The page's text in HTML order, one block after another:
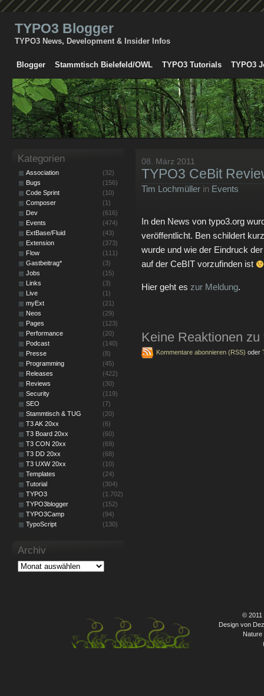
TYPO3 Blogger
TYPO3 News, Development & Insider Infos
Blogger Stammtisch Bielefeld/OWL TYPO3 Tutorials TYPO3
08. März 2011
TYPO3 CeBit
Tim Lochmüller in Events
In den News von typo3.org
veröffentlicht. Ben schildert
wurde und wie der Eindruck
auf der CeBIT vorzufinden ist
Hier geht es zur Meldung.
Keine Reaktionen zu
Kommentare abonnieren (RSS) oder
Kategorien
Association
(32)
Bugs
(156)
Code Sprint
(10)
Composer
(1)
Dev
(616)
Events
(474)
ExtBase/Fluid
(43)
Extension
(373)
Flow
(111)
Gastbeitrag*
(3)
Jobs
(15)
Links
(3)
Live
(1)
myExt
(21)
Neos
(29)
Pages
(123)
Performance
(20)
Podcast
(140)
Presse
(8)
Programming
(45)
Releases
(422)
Reviews
(30)
Security
(119)
SEO
(7)
Stammtisch & TUG
(20)
T3 AK 20xx
(6)
T3 Board 20xx
(60)
T3 CON 20xx
(69)
T3 DD 20xx
(68)
T3 UXW 20xx
(10)
Templates
(24)
Tutorial
(304)
TYPO3
(1.702)
TYPO3blogger
(152)
TYPO3Camp
(94)
TypoScript
(130)
Archiv
© 2011
Design von
Nature